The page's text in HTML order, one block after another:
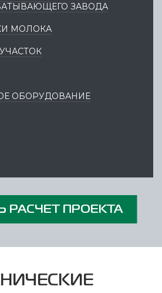
ЗАВОДА
МОЛОКА
ОБОРУДОВАНИЕ
РАСЧЕТ ПРОЕКТА